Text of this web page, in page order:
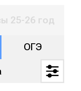
25-26 год
ОГЭ
8 класс
Биология